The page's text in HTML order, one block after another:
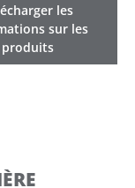
les
sur les
produits